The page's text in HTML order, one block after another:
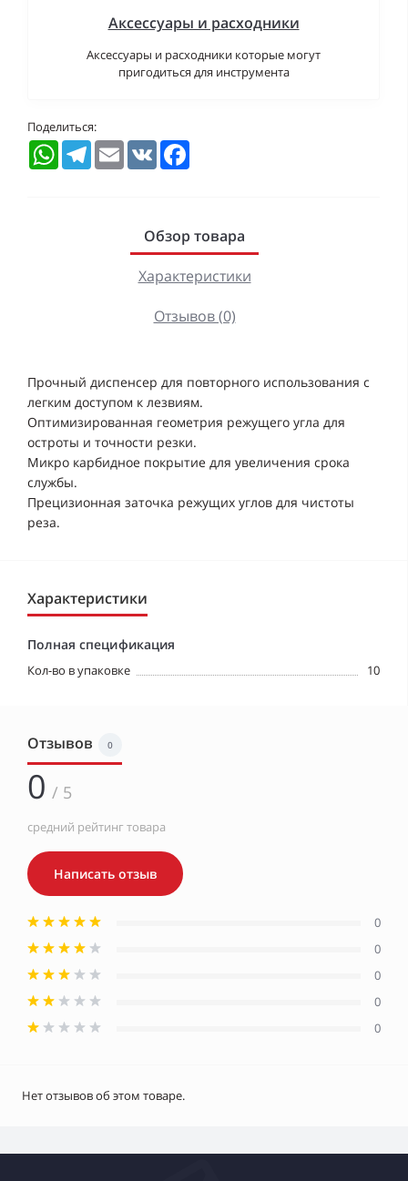
Аксессуары и расходники
Аксессуары и расходники которые могут
пригодиться для инструмента
Поделиться:
WhatsAppTelegramEmail VK
Обзор товара
Характеристики
Отзывов (0)
Прочный диспенсер для повторного использования с
легким доступом к лезвиям.
Оптимизированная геометрия режущего угла для
остроты и точности резки.
Микро карбидное покрытие для увеличения срока
службы.
Прецизионная заточка режущих углов для чистоты
реза.
Характеристики
Полная спецификация
Кол-во в упаковке 10
Отзывов 0
0 / 5
средний рейтинг товара
Написать отзыв
0
0
0
0
0
Нет отзывов об этом товаре.